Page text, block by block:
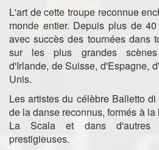
L'art de cette troupe reconnue
monde entier. Depuis plus de
avec succès des tournées dans
sur les plus grandes scènes
d'Irlande, de Suisse, d'Espagne,
Unis.
Les artistes du célèbre Balletto
de la danse reconnus, formés à
La Scala et dans d'autres
prestigieuses.